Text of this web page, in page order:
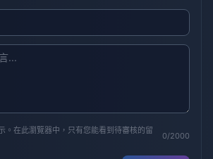
。在此瀏覽器中，只有您能看到待審核的留
0/2000